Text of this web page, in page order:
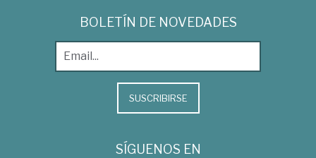
BOLETÍN DE NOVEDADES
SUSCRIBIRSE
SÍGUENOS EN